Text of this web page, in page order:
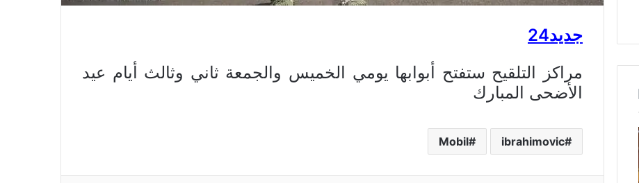
جديد24
مراكز التلقيح ستفتح أبوابها يومي الخميس والجمعة ثاني وثالث أيام عيد
الأضحى المبارك
ibrahimovic
Mobil